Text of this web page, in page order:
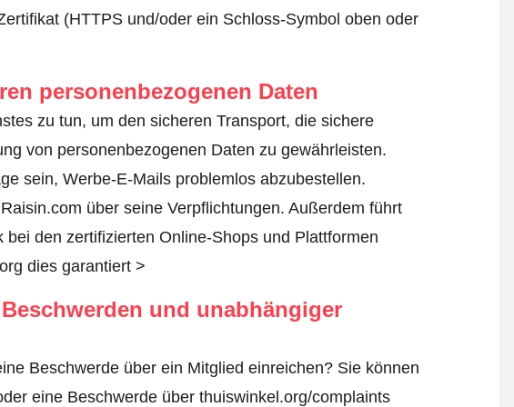
(HTTPS und/oder ein Schloss-Symbol oben oder
personenbezogenen Daten
zu tun, um den sicheren Transport, die sichere
von personenbezogenen Daten zu gewährleisten.
sein, Werbe-E-Mails problemlos abzubestellen.
über seine Verpflichtungen. Außerdem führt
den zertifizierten Online-Shops und Plattformen
dies garantiert >
und unabhängiger
Beschwerde über ein Mitglied einreichen? Sie können
eine Beschwerde über thuiswinkel.org/complaints